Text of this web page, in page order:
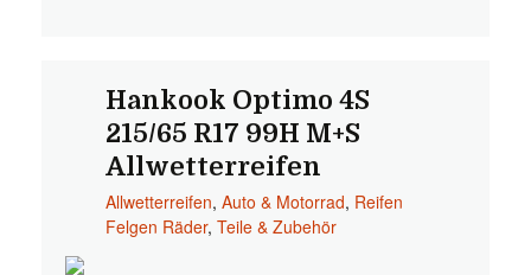
Hankook Optimo 4S
215/65 R17 99H M+S
Allwetterreifen
Allwetterreifen, Auto & Motorrad, Reifen
Felgen Räder, Teile & Zubehör